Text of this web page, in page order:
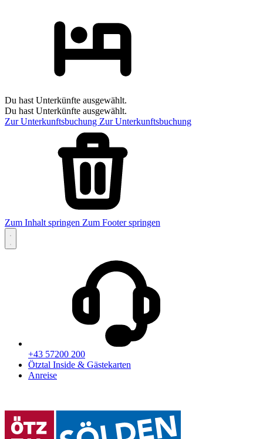
Du hast Unterkünfte ausgewählt.
Du hast Unterkünfte ausgewählt.
Zur Unterkunftsbuchung Zur Unterkunftsbuchung
Zum Inhalt springen Zum Footer springen
+43 57200 200
Ötztal Inside & Gästekarten
Anreise